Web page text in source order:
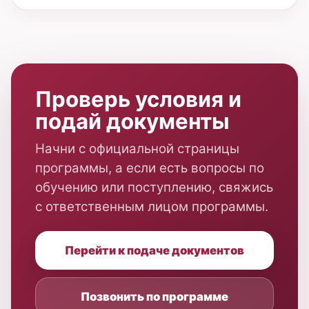
👤 Роль
Руководитель, Высшая
экономическая школа ИЭУ
📍
Кабинет
☎ Телефон
8 (4212) 97-98-13, доб. 2311
013139@togudv.ru